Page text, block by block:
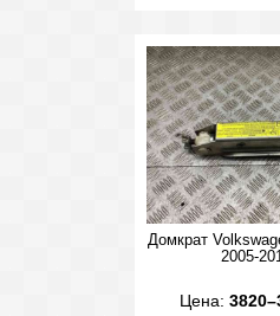
Домкрат
2005-
Цена: